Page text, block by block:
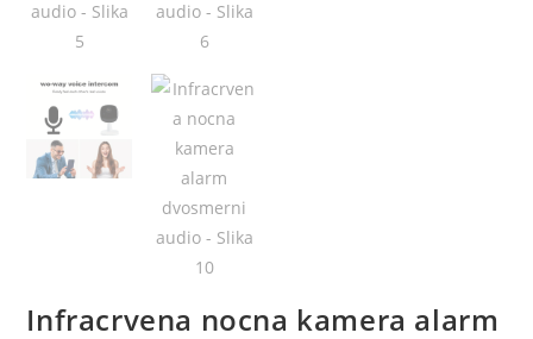
Infracrvena nocna kamera alarm